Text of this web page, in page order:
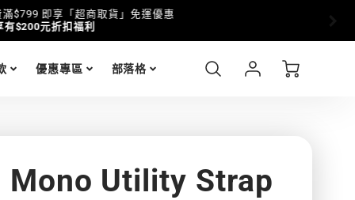
優惠專區 部落格
Login
Mono Utility Strap